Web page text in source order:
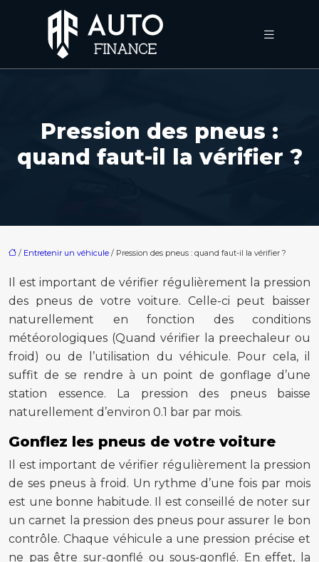
Pression des pneus :
quand faut-il la vérifier ?
/ Entretenir un véhicule / Pression des pneus : quand faut-il la vérifier ?
Il est important de vérifier régulièrement la pression
des pneus de votre voiture. Celle-ci peut baisser
naturellement en fonction des conditions
météorologiques (Quand vérifier la preechaleur ou
froid) ou de l’utilisation du véhicule. Pour cela, il
suffit de se rendre à un point de gonflage d’une
station essence. La pression des pneus baisse
naturellement d’environ 0.1 bar par mois.
Gonflez les pneus de votre voiture
Il est important de vérifier régulièrement la pression
de ses pneus à froid. Un rythme d’une fois par mois
est une bonne habitude. Il est conseillé de noter sur
un carnet la pression des pneus pour assurer le bon
contrôle. Chaque véhicule a une pression précise et
ne pas être sur-gonflé ou sous-gonflé. En effet, la